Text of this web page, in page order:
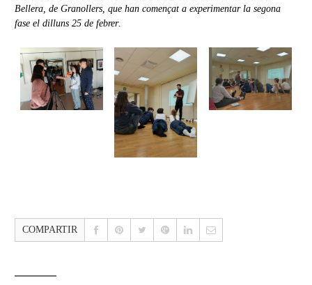
Bellera, de Granollers, que han començat a experimentar la segona
fase el dilluns 25 de febrer.
COMPARTIR